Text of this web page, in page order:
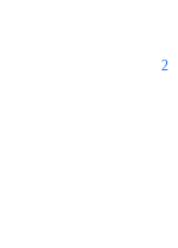
2